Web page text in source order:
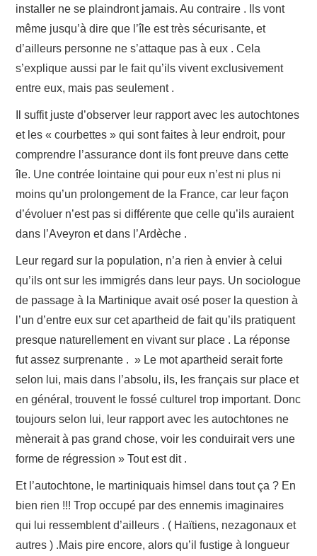
installer ne se plaindront jamais. Au contraire . Ils vont
même jusqu’à dire que l’île est très sécurisante, et
d’ailleurs personne ne s’attaque pas à eux . Cela
s’explique aussi par le fait qu’ils vivent exclusivement
entre eux, mais pas seulement .
Il suffit juste d’observer leur rapport avec les autochtones
et les « courbettes » qui sont faites à leur endroit, pour
comprendre l’assurance dont ils font preuve dans cette
île. Une contrée lointaine qui pour eux n’est ni plus ni
moins qu’un prolongement de la France, car leur façon
d’évoluer n’est pas si différente que celle qu’ils auraient
dans l’Aveyron et dans l’Ardèche .
Leur regard sur la population, n’a rien à envier à celui
qu’ils ont sur les immigrés dans leur pays. Un sociologue
de passage à la Martinique avait osé poser la question à
l’un d’entre eux sur cet apartheid de fait qu’ils pratiquent
presque naturellement en vivant sur place . La réponse
fut assez surprenante . » Le mot apartheid serait forte
selon lui, mais dans l’absolu, ils, les français sur place et
en général, trouvent le fossé culturel trop important. Donc
toujours selon lui, leur rapport avec les autochtones ne
mènerait à pas grand chose, voir les conduirait vers une
forme de régression » Tout est dit .
Et l’autochtone, le martiniquais himsel dans tout ça ? En
bien rien !!! Trop occupé par des ennemis imaginaires
qui lui ressemblent d’ailleurs . ( Haïtiens, nezagonaux et
autres ) .Mais pire encore, alors qu’il fustige à longueur